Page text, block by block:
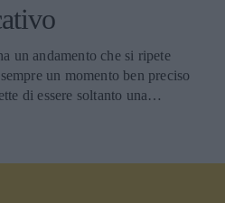
un andamento che si ripete
un momento ben preciso
di essere soltanto una